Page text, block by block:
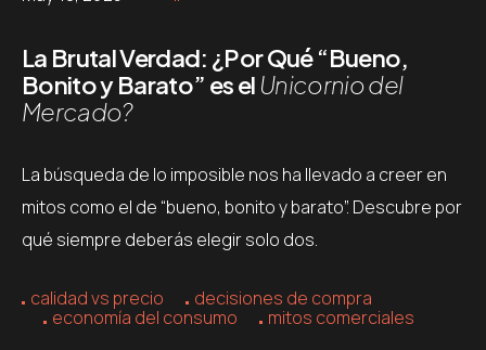
La Brutal Verdad: ¿Por Qué “Bueno,
Bonito y Barato” es el Unicornio del
Mercado?
La búsqueda de lo imposible nos ha llevado a creer en
mitos como el de “bueno, bonito y barato”. Descubre por
qué siempre deberás elegir solo dos.
calidad vs precio
decisiones de compra
economía del consumo
mitos comerciales